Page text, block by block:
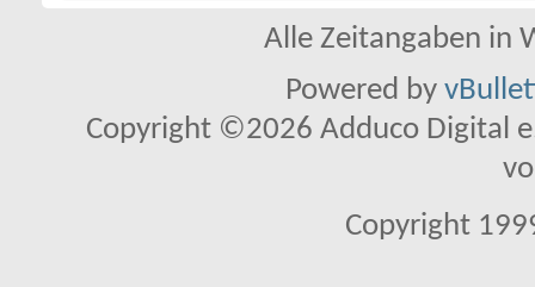
Alle Zeitangaben in
Powered by
Copyright ©2026 Adduco Digital
Copyright